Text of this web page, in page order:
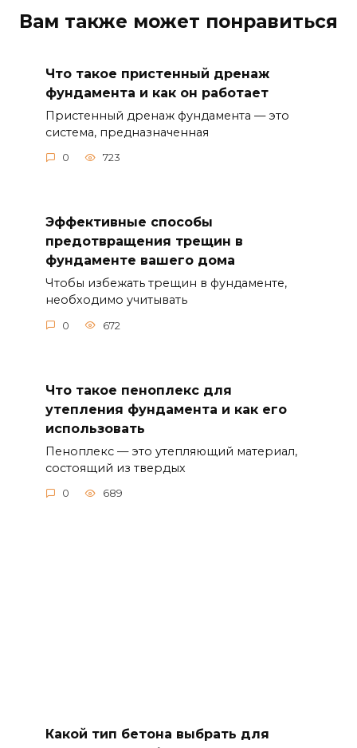
Вам также может понравиться
Что такое пристенный дренаж
фундамента и как он работает
Пристенный дренаж фундамента — это
система, предназначенная
0 723
Эффективные способы
предотвращения трещин в
фундаменте вашего дома
Чтобы избежать трещин в фундаменте,
необходимо учитывать
0 672
Что такое пеноплекс для
утепления фундамента и как его
использовать
Пеноплекс — это утепляющий материал,
состоящий из твердых
0 689
Какой тип бетона выбрать для